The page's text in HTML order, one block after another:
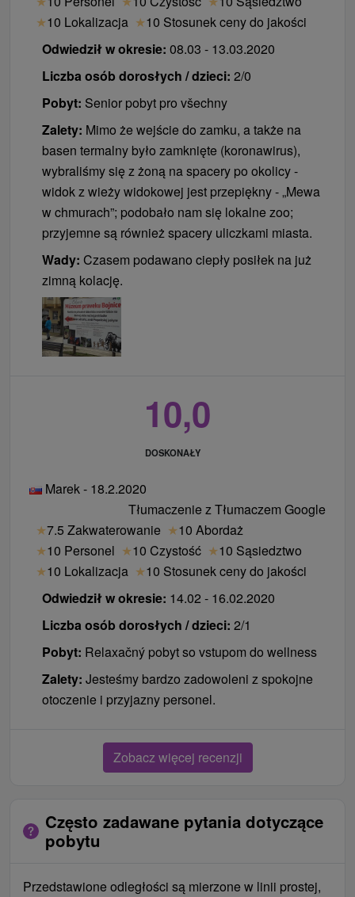
★10 Lokalizacja ★10 Stosunek ceny do jakości
Odwiedził w okresie: 08.03 - 13.03.2020
Liczba osób dorosłych / dzieci: 2/0
Pobyt: Senior pobyt pro všechny
Zalety: Mimo że wejście do zamku, a także na
basen termalny było zamknięte (koronawirus),
wybraliśmy się z żoną na spacery po okolicy -
widok z wieży widokowej jest przepiękny - „Mewa
w chmurach”; podobało nam się lokalne zoo;
przyjemne są również spacery uliczkami miasta.
Wady: Czasem podawano ciepły posiłek na już
zimną kolację.
10,0
DOSKONAŁY
Marek - 18.2.2020
Tłumaczenie z Tłumaczem Google
★7.5 Zakwaterowanie ★10 Abordaż
★10 Personel ★10 Czystość ★10 Sąsiedztwo
★10 Lokalizacja ★10 Stosunek ceny do jakości
Odwiedził w okresie: 14.02 - 16.02.2020
Liczba osób dorosłych / dzieci: 2/1
Pobyt: Relaxačný pobyt so vstupom do wellness
Zalety: Jesteśmy bardzo zadowoleni z spokojne
otoczenie i przyjazny personel.
Zobacz więcej recenzji
Często zadawane pytania dotyczące
pobytu
Przedstawione odległości są mierzone w linii prostej,